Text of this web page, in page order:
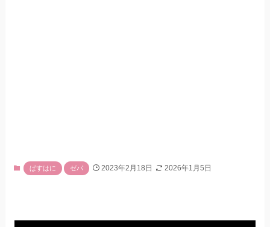
ぱすはに ゼパ 2023年2月18日 2026年1月5日